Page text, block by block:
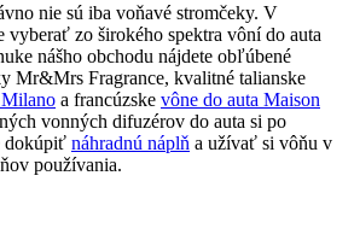
nie sú iba voňavé stromčeky. V
vyberať zo širokého spektra vôní do auta
nášho obchodu nájdete obľúbené
Mr&Mrs Fragrance, kvalitné talianske
a francúzske vône do auta Maison
vonných difuzérov do auta si po
dokúpiť náhradnú náplň a užívať si vôňu v
používania.